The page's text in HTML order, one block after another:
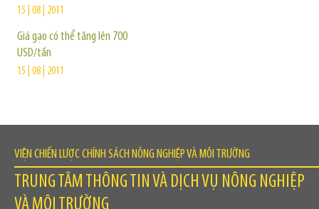
15 | 08 | 2011
Giá gạo có thể tăng lên 700
USD/tấn
15 | 08 | 2011
VIỆN CHIẾN LƯỢC CHÍNH SÁCH NÔNG NGHIỆP VÀ MÔI TRƯỜNG
TRUNG TÂM THÔNG TIN VÀ DỊCH VỤ NÔNG NGHIỆP
VÀ MÔI TRƯỜNG